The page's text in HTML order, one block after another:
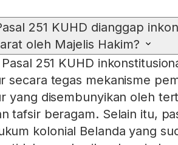
251 KUHD dianggap
oleh Majelis Hakim?
251 KUHD
secara tegas mekanisme
yang disembunyikan oleh
tafsir beragam. Selain itu,
kolonial Belanda yang